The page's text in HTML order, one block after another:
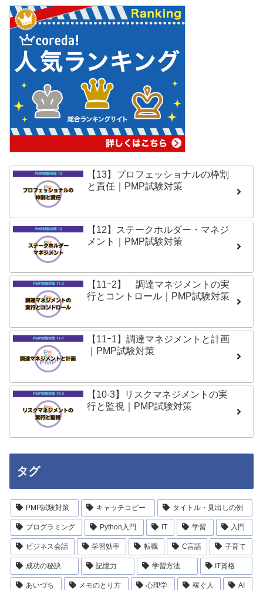
【13】プロフェッショナルの枠割
と責任｜PMP試験対策
【12】ステークホルダー・マネジ
メント｜PMP試験対策
【11ｰ2】 調達マネジメントの実
行とコントロール｜PMP試験対策
【11ｰ1】調達マネジメントと計画
｜PMP試験対策
【10-3】リスクマネジメントの実
行と監視｜PMP試験対策
タグ
PMP試験対策 キャッチコピー タイトル・見出しの例
プログラミング Python入門 IT 学習 入門
ビジネス会話 学習効率 転職 C言語 子育て
成功の秘訣 記憶力 学習方法 IT資格
あいづち メモのとり方 心理学 稼ぐ人 AI